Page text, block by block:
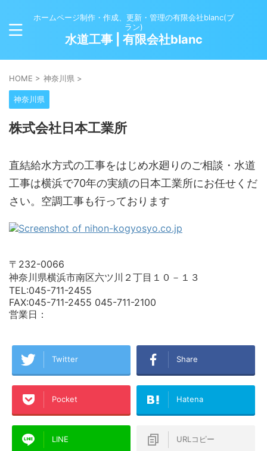
ホームページ制作・作成、更新・管理の有限会社blanc(ブ
ラン)
水道工事 | 有限会社blanc
HOME > 神奈川県 >
神奈川県
株式会社日本工業所
直結給水方式の工事をはじめ水廻りのご相談・水道
工事は横浜で70年の実績の日本工業所にお任せくだ
さい。空調工事も行っております
〒232-0066
神奈川県横浜市南区六ツ川２丁目１０－１３
TEL:045-711-2455
FAX:045-711-2455 045-711-2100
営業日：
Twitter Share
Pocket Hatena
LINE URLコピー